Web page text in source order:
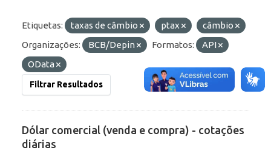
Etiquetas: taxas de câmbio ptax
câmbio
Organizações:
BCB/Depin Formatos:
API
OData
Filtrar Resultados
Dólar comercial (venda e compra) - cotações
diárias